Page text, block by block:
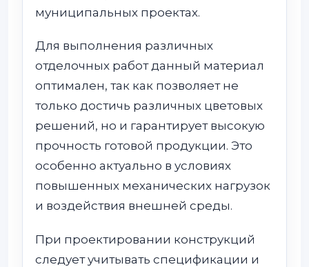
муниципальных проектах.
Для выполнения различных
отделочных работ данный материал
оптимален, так как позволяет не
только достичь различных цветовых
решений, но и гарантирует высокую
прочность готовой продукции. Это
особенно актуально в условиях
повышенных механических нагрузок
и воздействия внешней среды.
При проектировании конструкций
следует учитывать спецификации и